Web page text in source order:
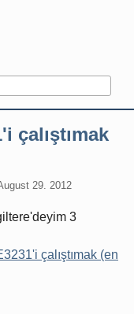
çalıştımak
29. 2012
3
çalıştımak (en